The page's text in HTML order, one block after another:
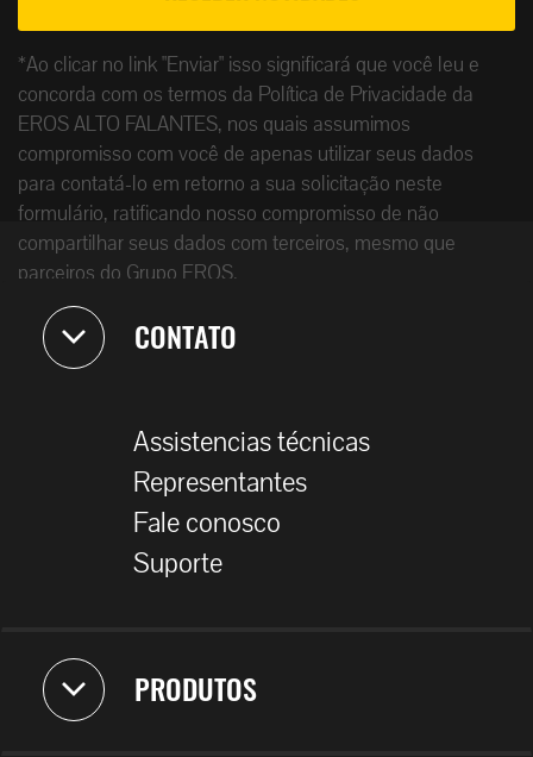
*Ao clicar no link "Enviar" isso significará que você leu e
concorda com os termos da Política de Privacidade da
EROS ALTO FALANTES, nos quais assumimos
compromisso com você de apenas utilizar seus dados
para contatá-lo em retorno a sua solicitação neste
formulário, ratificando nosso compromisso de não
compartilhar seus dados com terceiros, mesmo que
parceiros do Grupo EROS.
CONTATO
Assistencias técnicas
Representantes
Fale conosco
Suporte
PRODUTOS